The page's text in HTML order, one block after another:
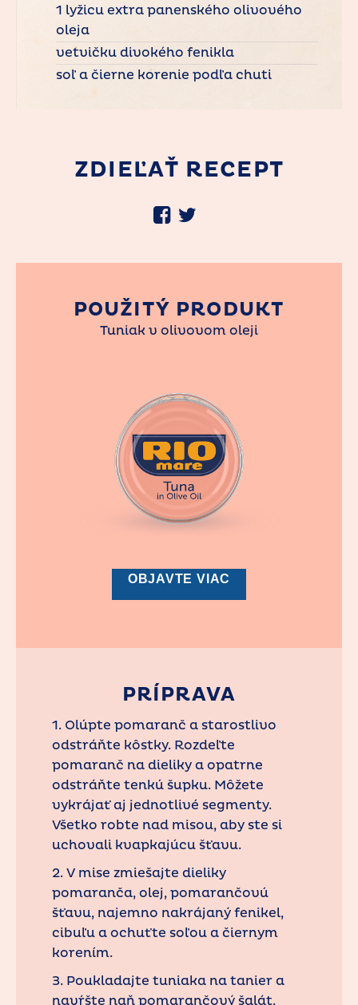
1 lyžicu extra panenského olivového
oleja
vetvičku divokého fenikla
soľ a čierne korenie podľa chuti
ZDIEĽAŤ RECEPT
POUŽITÝ PRODUKT
Tuniak v olivovom oleji
OBJAVTE VIAC
PRÍPRAVA
1. Olúpte pomaranč a starostlivo
odstráňte kôstky. Rozdeľte
pomaranč na dieliky a opatrne
odstráňte tenkú šupku. Môžete
vykrájať aj jednotlivé segmenty.
Všetko robte nad misou, aby ste si
uchovali kvapkajúcu šťavu.
2. V mise zmiešajte dieliky
pomaranča, olej, pomarančovú
šťavu, najemno nakrájaný fenikel,
cibuľu a ochuťte soľou a čiernym
korením.
3. Poukladajte tuniaka na tanier a
navŕšte naň pomarančový šalát.